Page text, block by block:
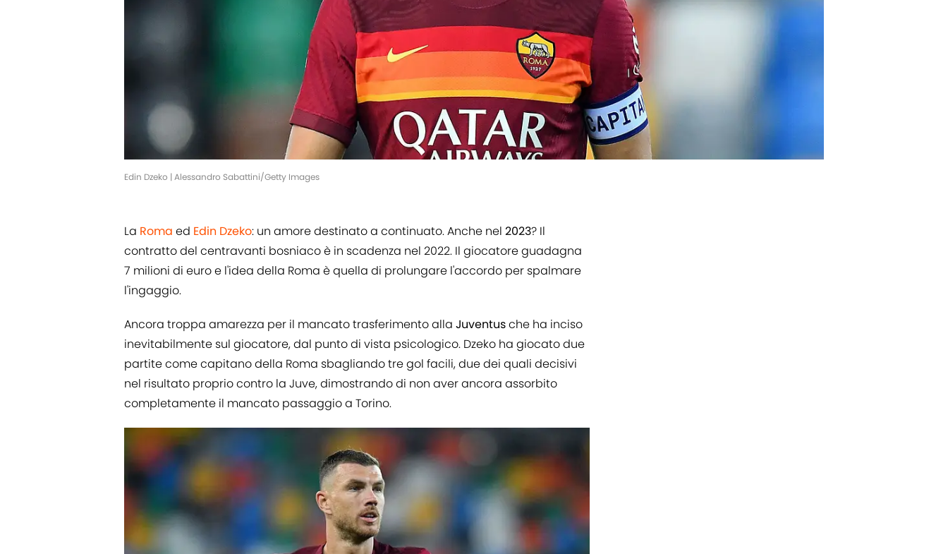
Edin Dzeko | Alessandro Sabattini/Getty Images
La Roma ed Edin Dzeko: un amore destinato a continuato. Anche nel 2023? Il
contratto del centravanti bosniaco è in scadenza nel 2022. Il giocatore guadagna
7 milioni di euro e l'idea della Roma è quella di prolungare l'accordo per spalmare
l'ingaggio.
Ancora troppa amarezza per il mancato trasferimento alla Juventusche ha inciso
inevitabilmente sul giocatore, dal punto di vista psicologico. Dzeko ha giocato due
partite come capitano della Roma sbagliando tre gol facili, due dei quali decisivi
nel risultato proprio contro la Juve, dimostrando di non aver ancora assorbito
completamente il mancato passaggio a Torino.